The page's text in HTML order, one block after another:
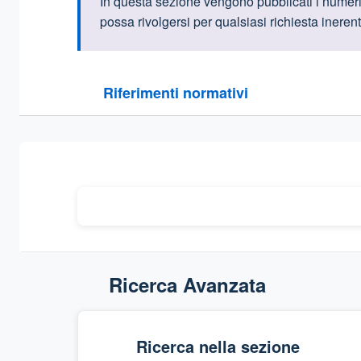
possa rivolgersi per qualsiasi richiesta
Riferimenti normativi
Sezione compressa
Ricerca Avanzata
Ricerca nella sezione